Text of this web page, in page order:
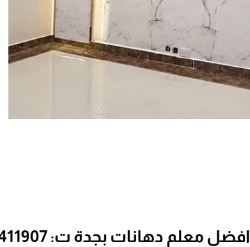
افضل معلم دهانات بجدة ت: 0565411907 معلم دهانات داخلية وخارجية حي الروضة